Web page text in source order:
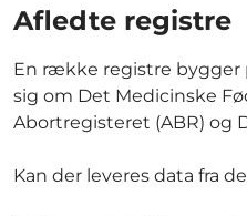
Afledte registre
En række registre bygger
sig om Det Medicinske
Abortregisteret (ABR) og
Kan der leveres data fra